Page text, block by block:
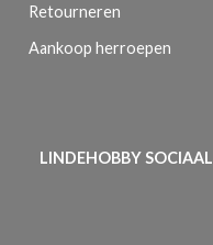
Retourneren
Aankoop herroepen
LINDEHOBBY SOCIAAL